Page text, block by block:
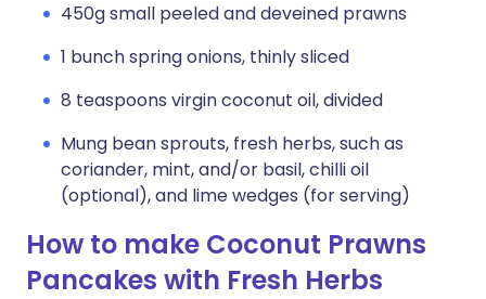
450g small peeled and deveined prawns
1 bunch spring onions, thinly sliced
8 teaspoons virgin coconut oil, divided
Mung bean sprouts, fresh herbs, such as
coriander, mint, and/or basil, chilli oil
(optional), and lime wedges (for serving)
How to make Coconut Prawns
Pancakes with Fresh Herbs